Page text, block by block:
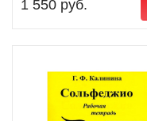
1 550 руб.